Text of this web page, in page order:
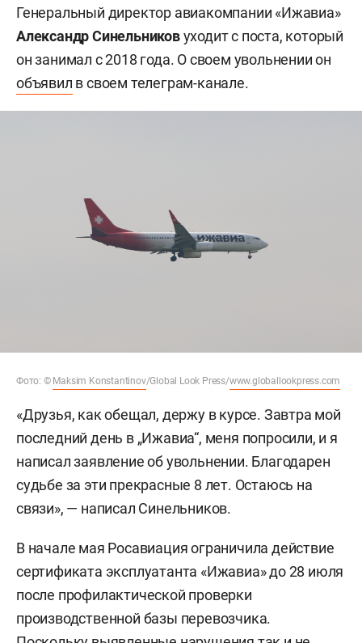
Генеральный директор авиакомпании «Ижавиа»
Александр Синельниковуходит с поста, который
он занимал с 2018 года. О своем увольнении он
объявил в своем телеграм-канале.
Фото: © Maksim Konstantinov/Global Look Press/www.globallookpress.com
«Друзья, как обещал, держу в курсе. Завтра мой
последний день в „Ижавиа“, меня попросили, и я
написал заявление об увольнении. Благодарен
судьбе за эти прекрасные 8 лет. Остаюсь на
связи», — написал Синельников.
В начале мая Росавиация ограничила действие
сертификата эксплуатанта «Ижавиа» до 28 июля
после профилактической проверки
производственной базы перевозчика.